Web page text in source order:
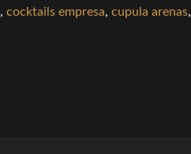
, cocktails empresa, cupula arenas,